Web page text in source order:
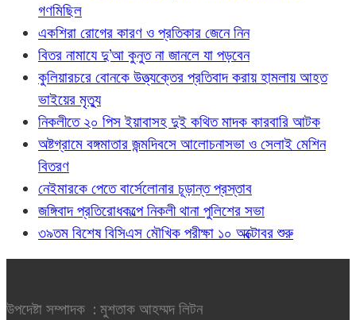
গণমিছিল
একশিরা রোগের কারণ ও প্রতিকার জেনে নিন
বিতর নামাযে দু’আ কুনুত না জানলে যা পড়বেন
কুলিয়ারচরে বোনকে উত্ত্যক্তের প্রতিবাদ করায় হামলায় আহত
ভাইয়ের মৃত্যু
নিকলীতে ২০ পিস ইয়াবাসহ দুই কথিত মাদক কারবারি আটক
অষ্টগ্রামে বঙ্গমাতার জন্মদিবসে আলোচনাসভা ও সেলাই মেশিন
বিতরণ
নেইমারকে পেতে বার্সেলোনার চূড়ান্ত প্রস্তাব
জঙ্গিবাদ প্রতিরোধকল্পে নিকলী থানা পুলিশের সভা
৩৯তম বিশেষ বিসিএস মৌখিক পরীক্ষা ১০ অক্টোবর শুরু
উপদেষ্টা সম্পাদক : মুশতাক আহম্মদ লিটন